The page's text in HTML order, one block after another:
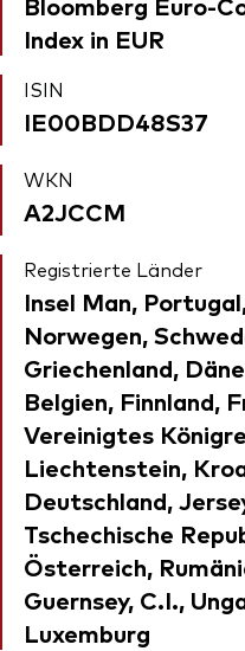
Index in EUR
ISIN
IE00BDD48S37
WKN
A2JCCM
Registrierte Länder
Insel Man,
Norwegen,
Griechenland,
Belgien, Finnland,
Vereinigtes
Liechtenstein,
Deutschland,
Tschechische
Österreich,
Guernsey, C.I.,
Luxemburg